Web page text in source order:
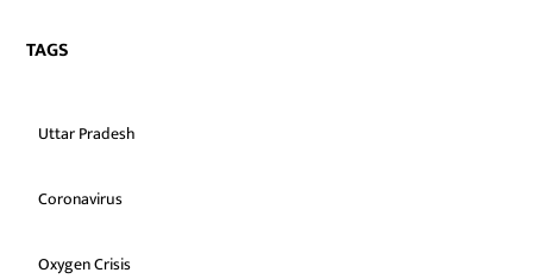
TAGS
Uttar Pradesh
Coronavirus
Oxygen Crisis